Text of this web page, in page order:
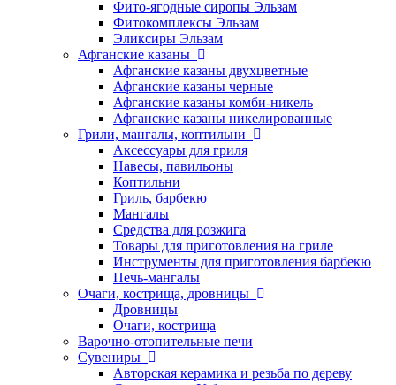
Фито-ягодные сиропы Эльзам
Фитокомплексы Эльзам
Эликсиры Эльзам
Афганские казаны
Афганские казаны двухцветные
Афганские казаны черные
Афганские казаны комби-никель
Афганские казаны никелированные
Грили, мангалы, коптильни
Аксессуары для гриля
Навесы, павильоны
Коптильни
Гриль, барбекю
Мангалы
Средства для розжига
Товары для приготовления на гриле
Инструменты для приготовления барбекю
Печь-мангалы
Очаги, кострища, дровницы
Дровницы
Очаги, кострища
Варочно-отопительные печи
Сувениры
Авторская керамика и резьба по дереву